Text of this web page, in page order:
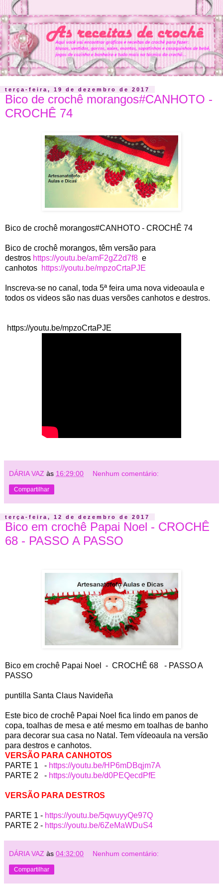
terça-feira, 19 de dezembro de 2017
Bico de crochê morangos#CANHOTO -
CROCHÊ 74
Bico de crochê morangos#CANHOTO - CROCHÊ 74
Bico de crochê morangos, têm versão para
destros https://youtu.be/amF2gZ2d7f8 e
canhotos https://youtu.be/mpzoCrtaPJE
Inscreva-se no canal, toda 5ª feira uma nova videoaula e
todos os videos são nas duas versões canhotos e destros.
https://youtu.be/mpzoCrtaPJE
DÁRIA VAZ às 16:29:00 Nenhum comentário:
Compartilhar
terça-feira, 12 de dezembro de 2017
Bico em crochê Papai Noel - CROCHÊ
68 - PASSO A PASSO
Bico em crochê Papai Noel - CROCHÊ 68 - PASSO A
PASSO
puntilla Santa Claus Navideña
Este bico de crochê Papai Noel fica lindo em panos de
copa, toalhas de mesa e até mesmo em toalhas de banho
para decorar sua casa no Natal. Tem vídeoaula na versão
para destros e canhotos.
VERSÃO PARA CANHOTOS
PARTE 1 - https://youtu.be/HP6mDBqjm7A
PARTE 2 - https://youtu.be/d0PEQecdPfE
VERSÃO PARA DESTROS
PARTE 1 - https://youtu.be/5qwuyyQe97Q
PARTE 2 - https://youtu.be/6ZeMaWDuS4
DÁRIA VAZ às 04:32:00 Nenhum comentário:
Compartilhar